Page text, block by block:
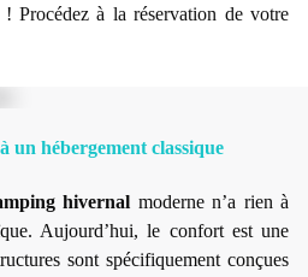
Procédez à la réservation de votre
un hébergement classique
hivernal moderne n’a rien à
Aujourd’hui, le confort est une
sont spécifiquement conçues